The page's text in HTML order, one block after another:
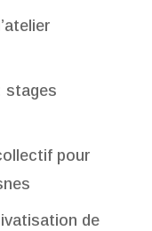
stages
pour
de